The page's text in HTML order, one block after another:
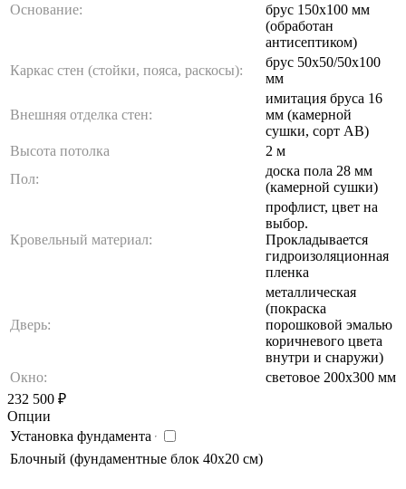
Основание:
брус 150х100 мм
(обработан
антисептиком)
Каркас стен (стойки, пояса, раскосы):
брус 50х50/50х100
мм
Внешняя отделка стен:
имитация бруса 16
мм (камерной
сушки, сорт АВ)
Высота потолка
2 м
Пол:
доска пола 28 мм
(камерной сушки)
Кровельный материал:
профлист, цвет на
выбор.
Прокладывается
гидроизоляционная
пленка
Дверь:
металлическая
(покраска
порошковой эмалью
коричневого цвета
внутри и снаружи)
Окно:
световое 200х300 мм
232 500 ₽
Опции
Установка фундамента
Блочный (фундаментные блок 40х20 см)